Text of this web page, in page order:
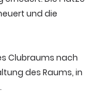
und die
Clubraums nach
des Raums, in